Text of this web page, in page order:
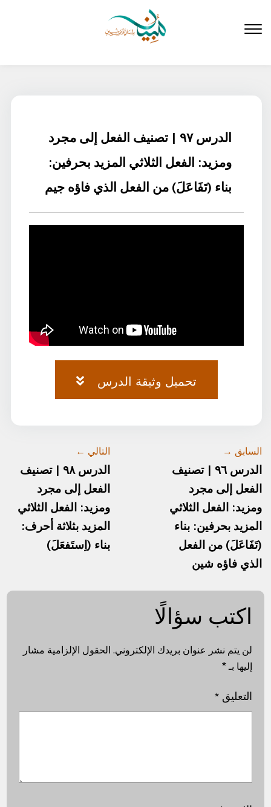
المحتوى
الدرس ٩٧ | تصنيف الفعل إلى مجرد
ومزيد: الفعل الثلاثي المزيد بحرفين:
بناء (تَفَاعَلَ) من الفعل الذي فاؤه جيم
تحميل وثيقة الدرس
السابق →
الدرس ٩٦ | تصنيف
الفعل إلى مجرد
ومزيد: الفعل الثلاثي
المزيد بحرفين: بناء
(تَفَاعَلَ) من الفعل
الذي فاؤه شين
التالي ←
الدرس ٩٨ | تصنيف
الفعل إلى مجرد
ومزيد: الفعل الثلاثي
المزيد بثلاثة أحرف:
بناء (اِستَفعَلَ)
اكتب سؤالًا
لن يتم نشر عنوان بريدك الإلكتروني. الحقول الإلزامية مشار
إليها بـ*
التعليق*